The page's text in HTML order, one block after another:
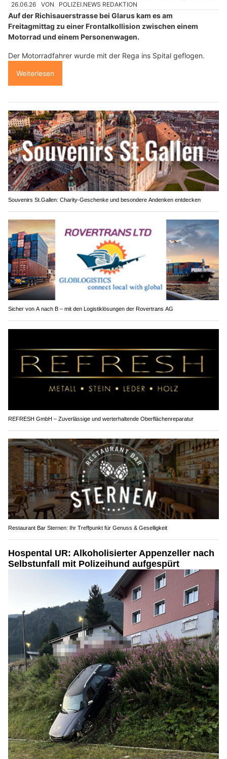
26.06.26 VON POLIZEI.NEWS REDAKTION
Auf der Richisauerstrasse bei Glarus kam es am
Freitagmittag zu einer Frontalkollision zwischen einem
Motorrad und einem Personenwagen.
Der Motorradfahrer wurde mit der Rega ins Spital geflogen.
Weiterlesen
Souvenirs St.Gallen: Charity-Geschenke und besondere Andenken entdecken
Sicher von A nach B – mit den Logistiklösungen der Rovertrans AG
REFRESH GmbH – Zuverlässige und werterhaltende Oberflächenreparatur
Restaurant Bar Sternen: Ihr Treffpunkt für Genuss & Geselligkeit
Hospental UR: Alkoholisierter Appenzeller nach
Selbstunfall mit Polizeihund aufgespürt